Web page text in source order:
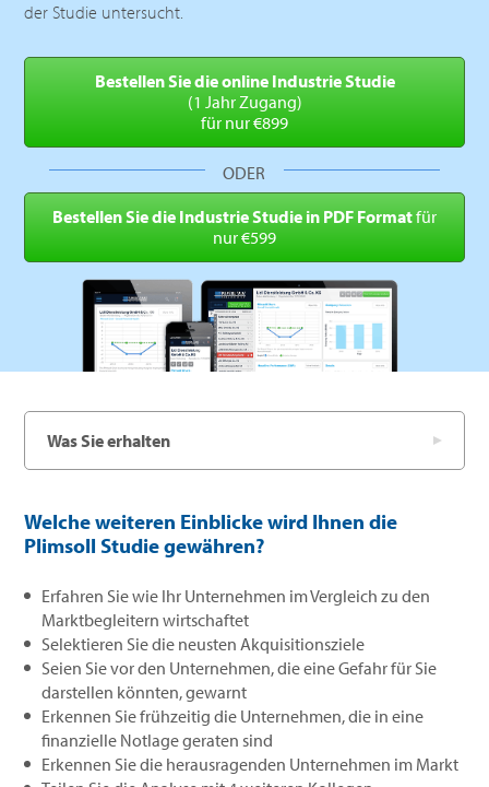
der Studie untersucht.
Bestellen Sie die online Industrie Studie
(1 Jahr Zugang)
für nur €899
ODER
Bestellen Sie die IndustrieStudie in PDF Formatfür
nur €599
Was Sie erhalten
Welche weiteren Einblicke wird Ihnen die
Plimsoll Studie gewähren?
Erfahren Sie wie Ihr Unternehmen im Vergleich zu den
Marktbegleitern wirtschaftet
Selektieren Sie die neusten Akquisitionsziele
Seien Sie vor den Unternehmen, die eine Gefahr für Sie
darstellen könnten, gewarnt
Erkennen Sie frühzeitig die Unternehmen, die in eine
finanzielle Notlage geraten sind
Erkennen Sie die herausragenden Unternehmen im Markt